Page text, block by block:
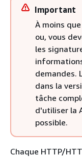
Important
À moins
ou, vous
les
demandes.
dans la
tâche
d'utiliser la
possible.
Chaque HTTP/